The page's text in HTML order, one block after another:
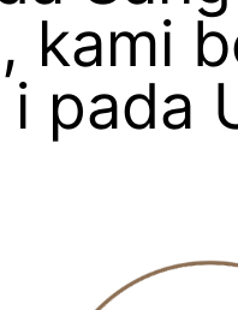
kami
pada